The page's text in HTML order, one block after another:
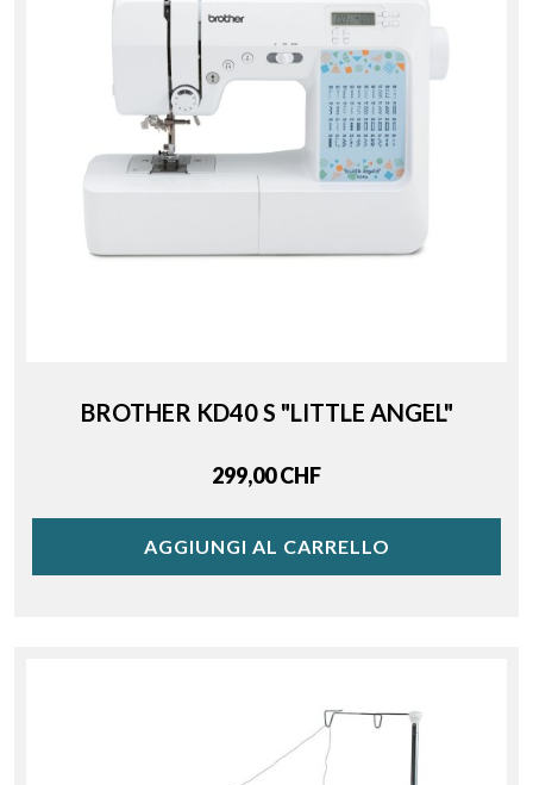
BROTHER KD40 S "LITTLE ANGEL"
Price
299,00 CHF
AGGIUNGI AL CARRELLO